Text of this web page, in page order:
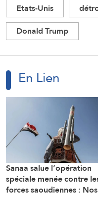
Etats-Unis
Donald Trump
En Lien
Sanaa salue l’opération
spéciale menée contre
forces saoudiennes : Nos